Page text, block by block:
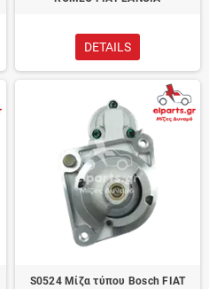
DETAILS
S0524 Μίζα τύπου Bosch FIAT